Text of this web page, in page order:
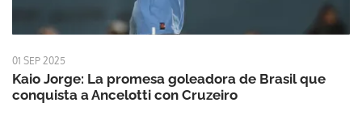
01 SEP 2025
Kaio Jorge: La promesa goleadora de Brasil que
conquista a Ancelotti con Cruzeiro